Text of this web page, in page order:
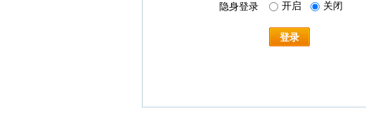
隐身登录 开启 关闭
登录